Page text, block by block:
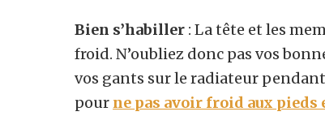
Bien s’habiller : La tête et les
froid. N’oubliez donc pas vos
vos gants sur le radiateur
pour ne pas avoir froid aux pieds